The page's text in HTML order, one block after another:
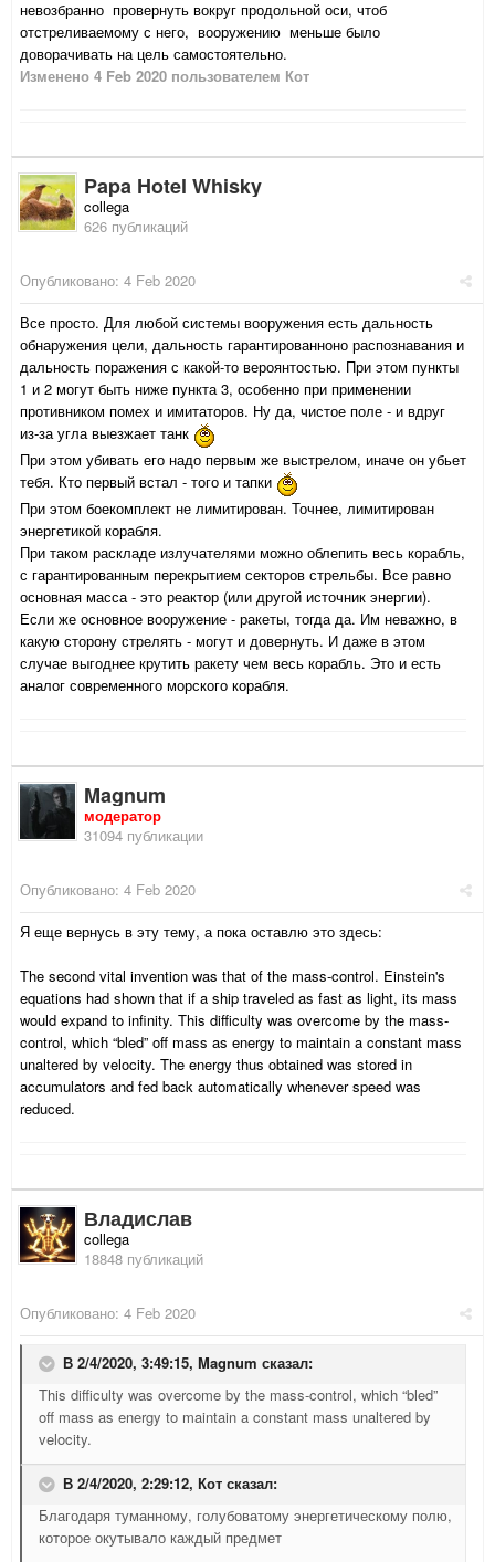
невозбранно провернуть вокруг продольной оси, чтоб
отстреливаемому с него, вооружению меньше было
доворачивать на цель самостоятельно.
Изменено 4 Feb 2020 пользователем Кот
Papa Hotel Whisky
collega
626 публикаций
Опубликовано: 4 Feb 2020
Все просто. Для любой системы вооружения есть дальность
обнаружения цели, дальность гарантированноно распознавания и
дальность поражения с какой-то вероянтостью. При этом пункты
1 и 2 могут быть ниже пункта 3, особенно при применении
противником помех и имитаторов. Ну да, чистое поле - и вдруг
из-за угла выезжает танк
При этом убивать его надо первым же выстрелом, иначе он убьет
тебя. Кто первый встал - того и тапки
При этом боекомплект не лимитирован. Точнее, лимитирован
энергетикой корабля.
При таком раскладе излучателями можно облепить весь корабль,
с гарантированным перекрытием секторов стрельбы. Все равно
основная масса - это реактор (или другой источник энергии).
Если же основное вооружение - ракеты, тогда да. Им неважно, в
какую сторону стрелять - могут и довернуть. И даже в этом
случае выгоднее крутить ракету чем весь корабль. Это и есть
аналог современного морского корабля.
Magnum
модератор
31094 публикации
Опубликовано: 4 Feb 2020
Я еще вернусь в эту тему, а пока оставлю это здесь:
The second vital invention was that of the mass-control. Einstein's
equations had shown that if a ship traveled as fast as light, its mass
would expand to infinity. This difficulty was overcome by the mass-
control, which “bled” off mass as energy to maintain a constant mass
unaltered by velocity. The energy thus obtained was stored in
accumulators and fed back automatically whenever speed was
reduced.
Владислав
collega
18848 публикаций
Опубликовано: 4 Feb 2020
В 2/4/2020, 3:49:15, Magnum сказал:
This difficulty was overcome by the mass-control, which “bled”
off mass as energy to maintain a constant mass unaltered by
velocity.
В 2/4/2020, 2:29:12, Кот сказал:
Благодаря туманному, голубоватому энергетическому полю,
которое окутывало каждый предмет